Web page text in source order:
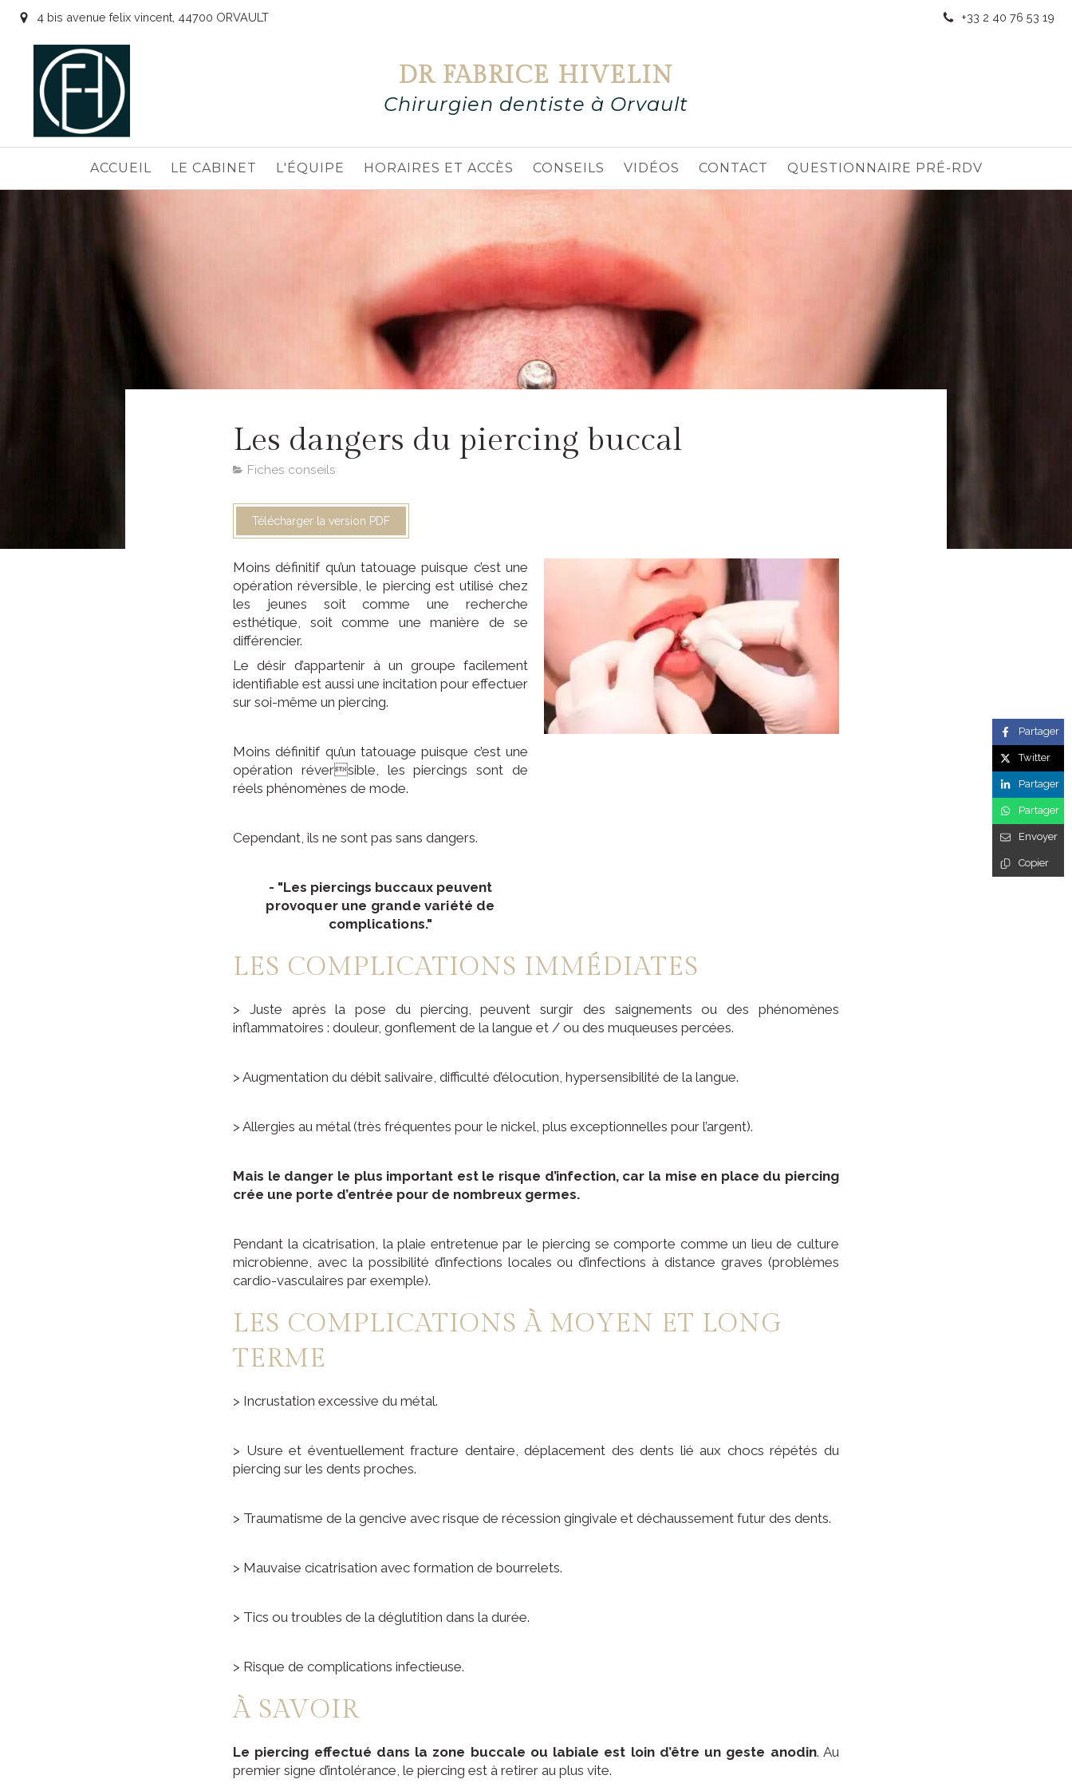
4 bis avenue felix vincent, 44700 ORVAULT +33 2 40 76 53 19
DR FABRICE HIVELIN
Chirurgien dentiste à Orvault
ACCUEIL LE CABINET L'ÉQUIPE HORAIRES ET ACCÈS CONSEILS VIDÉOS CONTACT QUESTIONNAIRE PRÉ-RDV
Les dangers du piercing buccal
Fiches conseils
Télécharger la version PDF
Moins définitif qu’un tatouage puisque c’est une
opération réversible, le piercing est utilisé chez
les jeunes soit comme une recherche
esthétique, soit comme une manière de se
différencier.
Le désir d’appartenir à un groupe facilement
identifiable est aussi une incitation pour effectuer
sur soi-même un piercing.
Moins définitif qu’un tatouage puisque c’est une
opération réversible, les piercings sont de
réels phénomènes de mode.
Cependant, ils ne sont pas sans dangers.
- "Les piercings buccaux peuvent
provoquer une grande variété de
complications."
LES COMPLICATIONS IMMÉDIATES
> Juste après la pose du piercing, peuvent surgir des saignements ou des phénomènes
inflammatoires : douleur, gonflement de la langue et / ou des muqueuses percées.
> Augmentation du débit salivaire, difficulté d’élocution, hypersensibilité de la langue.
> Allergies au métal (très fréquentes pour le nickel, plus exceptionnelles pour l’argent).
Mais le danger le plus important est le risque d’infection, car la mise en place du piercing
crée une porte d’entrée pour de nombreux germes.
Pendant la cicatrisation, la plaie entretenue par le piercing se comporte comme un lieu de culture
microbienne, avec la possibilité d’infections locales ou d’infections à distance graves (problèmes
cardio-vasculaires par exemple).
LES COMPLICATIONS À MOYEN ET LONG
TERME
> Incrustation excessive du métal.
> Usure et éventuellement fracture dentaire, déplacement des dents lié aux chocs répétés du
piercing sur les dents proches.
> Traumatisme de la gencive avec risque de récession gingivale et déchaussement futur des dents.
> Mauvaise cicatrisation avec formation de bourrelets.
> Tics ou troubles de la déglutition dans la durée.
> Risque de complications infectieuse.
À SAVOIR
Le piercing effectué dans la zone buccale ou labiale est loin d’être un geste anodin. Au
premier signe d’intolérance, le piercing est à retirer au plus vite.
Partager
Twitter
Partager
Partager
Envoyer
Copier